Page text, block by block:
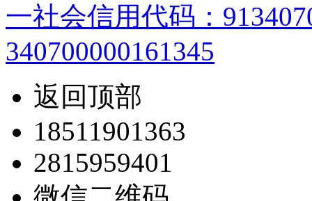
一社会信用代码：
340700000161345
返回顶部
18511901363
2815959401